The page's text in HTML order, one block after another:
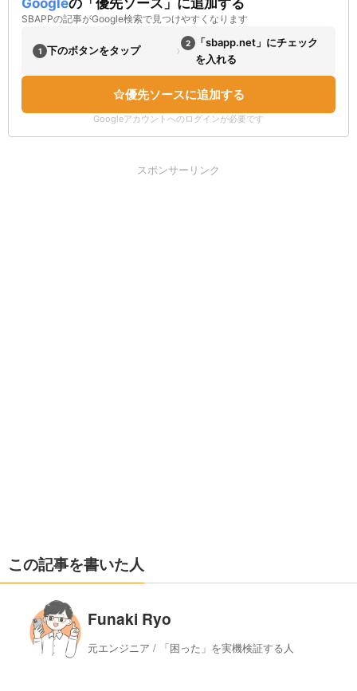
SBAPPの記事がGoogle検索で見つけやすくなります
1 下のボタンをタップ › 2
「sbapp.net」にチェック
を入れる
優先ソースに追加する
Googleアカウントへのログインが必要です
スポンサーリンク
この記事を書いた人
Funaki Ryo
元エンジニア / 「困った」を実機検証する人